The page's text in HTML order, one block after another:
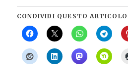
CONDIVIDI QUESTO